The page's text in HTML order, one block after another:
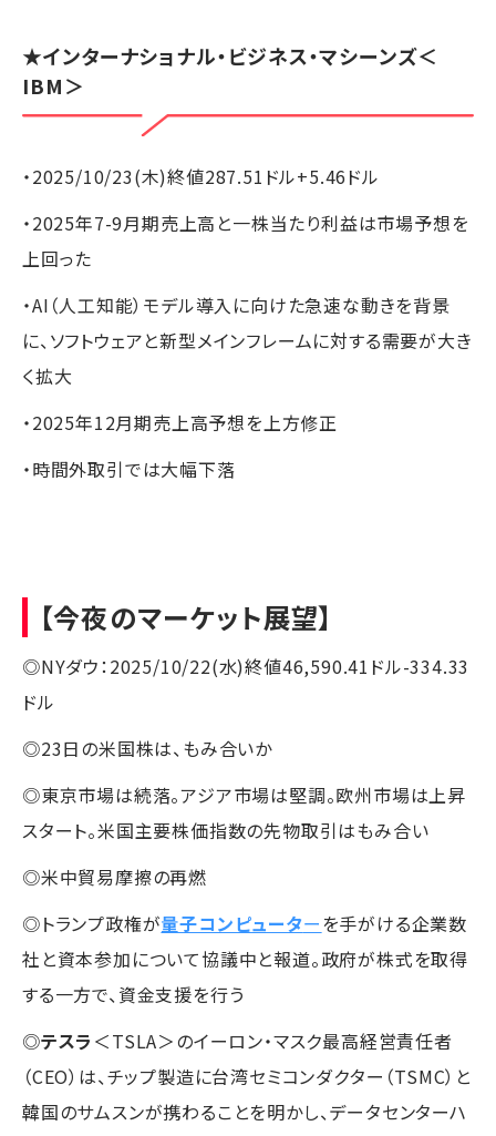
★インターナショナル・ビジネス・マシーンズ＜
IBM＞
・2025/10/23(木)終値287.51ドル+5.46ドル
・2025年7-9月期売上高と一株当たり利益は市場予想を
上回った
・AI（人工知能）モデル導入に向けた急速な動きを背景
に、ソフトウェアと新型メインフレームに対する需要が大き
く拡大
・2025年12月期売上高予想を上方修正
・時間外取引では大幅下落
【今夜のマーケット展望】
◎NYダウ：2025/10/22(水)終値46,590.41ドル-334.33
ドル
◎23日の米国株は、もみ合いか
◎東京市場は続落。アジア市場は堅調。欧州市場は上昇
スタート。米国主要株価指数の先物取引はもみ合い
◎米中貿易摩擦の再燃
◎トランプ政権が量子コンピューターを手がける企業数
社と資本参加について協議中と報道。政府が株式を取得
する一方で、資金支援を行う
◎テスラ ＜TSLA＞のイーロン・マスク最高経営責任者
（CEO）は、チップ製造に台湾セミコンダクター（TSMC）と
韓国のサムスンが携わることを明かし、データセンターハ